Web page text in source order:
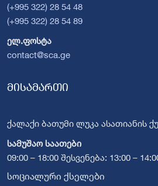
(+995 322) 28 54 48
(+995 322) 28 54 89
ელ.ფოსტა
contact@sca.ge
მისამართი
ქალაქი ბათუმი ლუკა ასათიანის
სამუშაო საათები
09:00 – 18:00 შესვენება: 13:00 –
სოციალური ქსელები